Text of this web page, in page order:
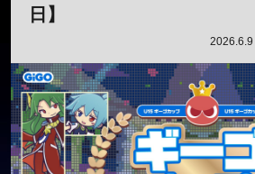
日】
2026.6.9